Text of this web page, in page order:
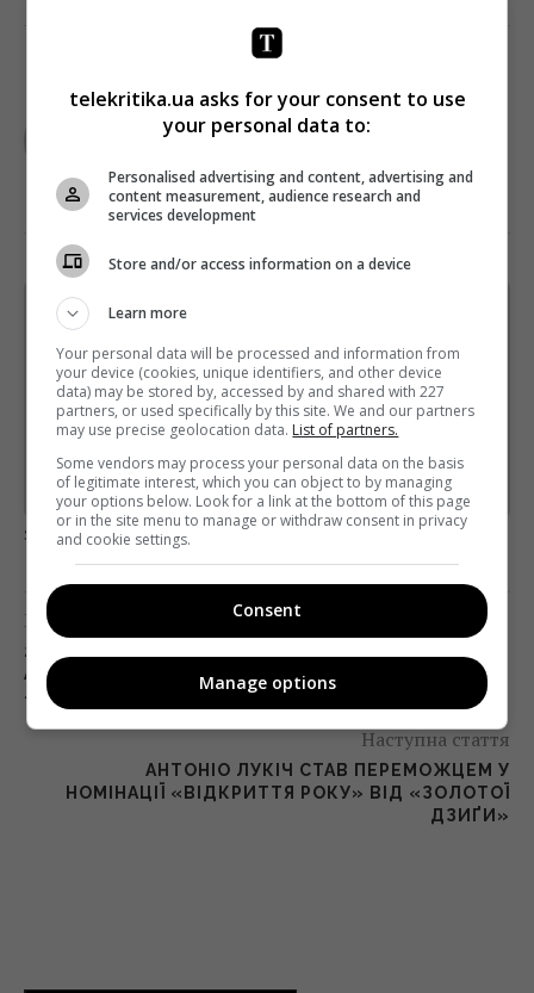
TELEKRITIKA
Щотижневий лист з найцікавішим.
Пишемо з любов'ю
Підпишіться ще раз, якщо не отримуєте від нас листи
* Підписатись→
Предоставлено SendPulse
загрузка...
Попередня стаття
26 КВІТНЯ «1+1» ПОКАЖЕ СПЕЦВИПУСК
АНТОНА ПТУШКІНА З ПРИП’ЯТІ ТА СЕРІАЛ
«ЧОРНОБИЛЬ»
Наступна стаття
АНТОНІО ЛУКІЧ СТАВ ПЕРЕМОЖЦЕМ У
НОМІНАЦІЇ «ВІДКРИТТЯ РОКУ» ВІД «ЗОЛОТОЇ
ДЗИҐИ»
telekritika.ua asks for your consent to use
your personal data to:
Personalised advertising and content, advertising and
content measurement, audience research and
services development
Store and/or access information on a device
Learn more
Your personal data will be processed and information from
your device (cookies, unique identifiers, and other device
data) may be stored by, accessed by and shared with 227
partners, or used specifically by this site. We and our partners
may use precise geolocation data. List of partners.
Some vendors may process your personal data on the basis
of legitimate interest, which you can object to by managing
your options below. Look for a link at the bottom of this page
or in the site menu to manage or withdraw consent in privacy
and cookie settings.
Consent
Manage options